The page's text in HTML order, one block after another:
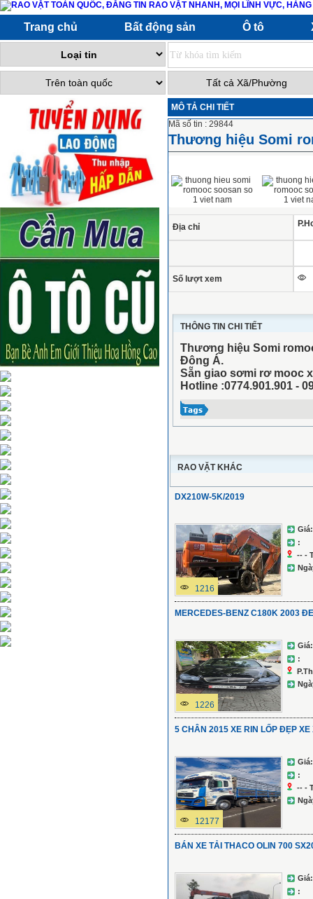
Trang chủ Bất động sản Ô tô
MÔ TẢ CHI TIẾT
Mã số tin : 29844
Thương hiệu Somi
Địa chỉ
Số lượt xem
THÔNG TIN CHI TIẾT
Thương hiệu Somi
Đông Á.
Sẵn giao sơmi rơ mooc
Hotline :0774.901.901 -
RAO VẶT KHÁC
DX210W-5K/2019
1216
Giá:
:
-- -
MERCEDES-BENZ C180K 2003
1226
Giá:
:
5 CHÂN 2015 XE RIN LỐP ĐẸP XE
12177
Giá:
:
-- -
BÁN XE TẢI THACO OLIN 700
Giá:
: